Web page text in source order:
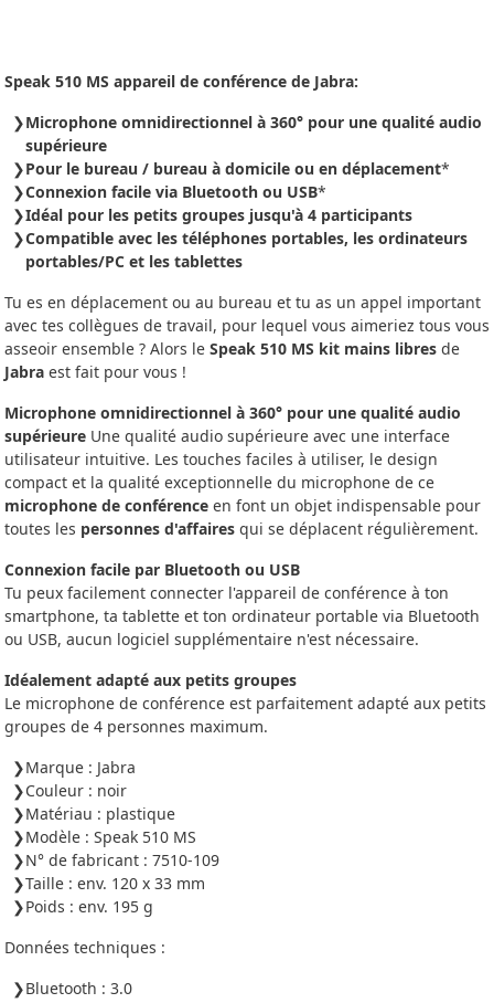
Speak 510 MS appareil de conférence de Jabra:
Microphone omnidirectionnel à 360° pour une qualité audio
supérieure
Pour le bureau / bureau à domicile ou en déplacement*
Connexion facile via Bluetooth ou USB*
Idéal pour les petits groupes jusqu'à 4 participants
Compatible avec les téléphones portables, les ordinateurs
portables/PC et les tablettes
Tu es en déplacement ou au bureau et tu as un appel important
avec tes collègues de travail, pour lequel vous aimeriez tous vous
asseoir ensemble ? Alors le Speak 510 MS kit mains libres de
Jabra est fait pour vous !
Microphone omnidirectionnel à 360° pour une qualité audio
supérieure Une qualité audio supérieure avec une interface
utilisateur intuitive. Les touches faciles à utiliser, le design
compact et la qualité exceptionnelle du microphone de ce
microphone de conférence en font un objet indispensable pour
toutes les personnes d'affaires qui se déplacent régulièrement.
Connexion facile par Bluetooth ou USB
Tu peux facilement connecter l'appareil de conférence à ton
smartphone, ta tablette et ton ordinateur portable via Bluetooth
ou USB, aucun logiciel supplémentaire n'est nécessaire.
Idéalement adapté aux petits groupes
Le microphone de conférence est parfaitement adapté aux petits
groupes de 4 personnes maximum.
Marque : Jabra
Couleur : noir
Matériau : plastique
Modèle : Speak 510 MS
N° de fabricant : 7510-109
Taille : env. 120 x 33 mm
Poids : env. 195 g
Données techniques :
Bluetooth : 3.0